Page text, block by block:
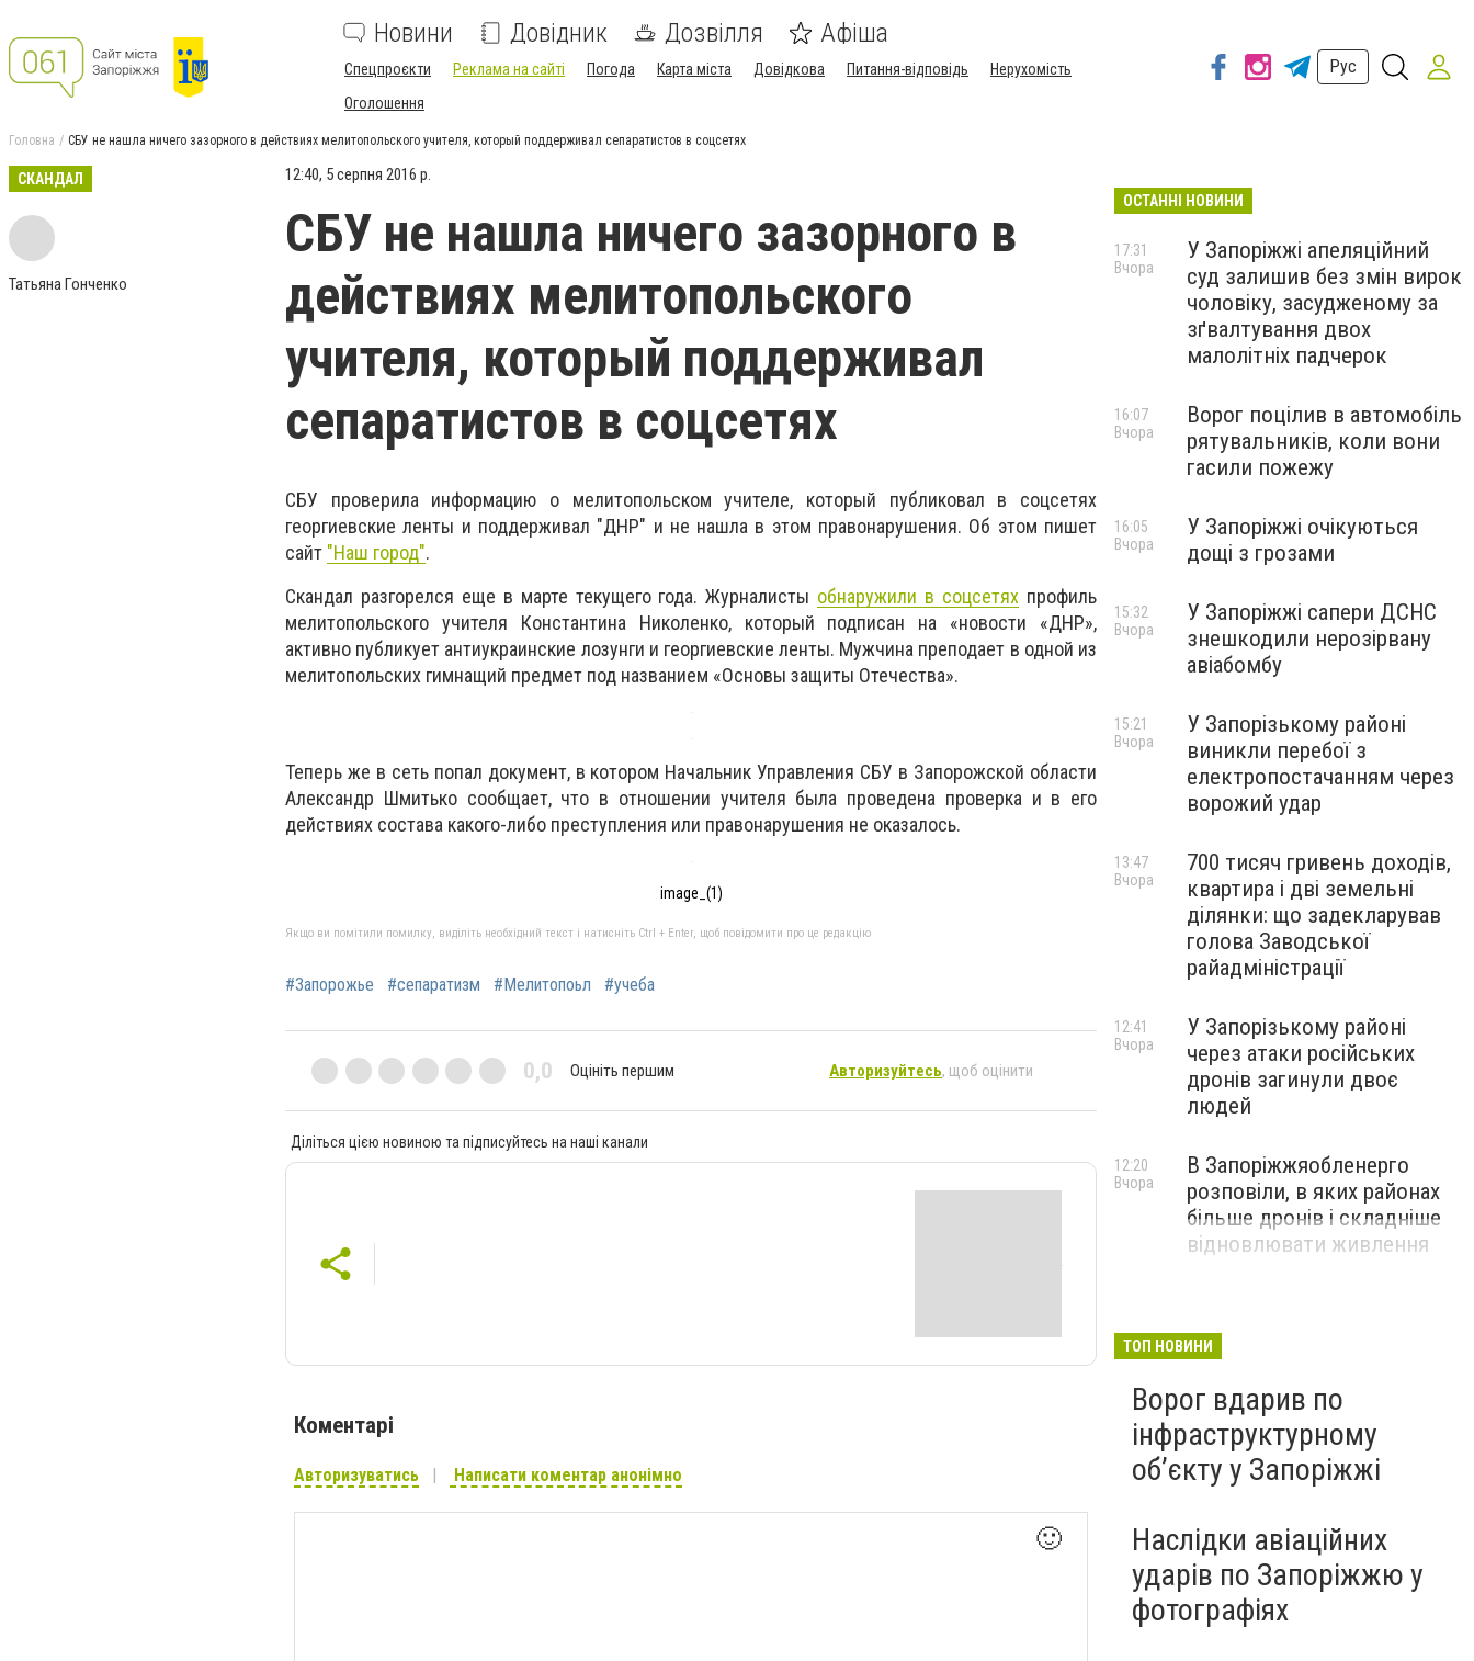
Новини Довідник Дозвілля Афіша
Спецпроєкти Реклама на сайті Погода Карта міста Довідкова Питання-відповідь
Нерухомість
Оголошення
Рус
Головна СБУ не нашла ничего зазорного в действиях мелитопольского учителя, который поддерживал сепаратистов в соцсетях
СКАНДАЛ
Татьяна Гонченко
12:40, 5 серпня 2016 р.
СБУ не нашла ничего зазорного в
действиях мелитопольского
учителя, который поддерживал
сепаратистов в соцсетях
СБУ проверила информацию о мелитопольском учителе, который публиковал в соцсетях
георгиевские ленты и поддерживал "ДНР" и не нашла в этом правонарушения. Об этом пишет
сайт "Наш город".
Скандал разгорелся еще в марте текущего года. Журналисты обнаружили в соцсетях профиль
мелитопольского учителя Константина Николенко, который подписан на «новости «ДНР»,
активно публикует антиукраинские лозунги и георгиевские ленты. Мужчина преподает в одной из
мелитопольских гимнащий предмет под названием «Основы защиты Отечества».
Теперь же в сеть попал документ, в котором Начальник Управления СБУ в Запорожской области
Александр Шмитько сообщает, что в отношении учителя была проведена проверка и в его
действиях состава какого-либо преступления или правонарушения не оказалось.
image_(1)
Якщо ви помітили помилку, виділіть необхідний текст і натисніть Ctrl + Enter, щоб повідомити про це редакцію
#Запорожье #сепаратизм #Мелитопоьл #учеба
0,0 Оцініть першим Авторизуйтесь, щоб оцінити
Діліться цією новиною та підписуйтесь на наші канали
Коментарі
Авторизуватись Написати коментар анонімно
🙂
ОСТАННІ НОВИНИ
У Запоріжжі апеляційний
суд залишив без змін вирок
чоловіку, засудженому за
зґвалтування двох
малолітніх падчерок
17:31
Вчора
Ворог поцілив в автомобіль
рятувальників, коли вони
гасили пожежу
16:07
Вчора
У Запоріжжі очікуються
дощі з грозами
16:05
Вчора
У Запоріжжі сапери ДСНС
знешкодили нерозірвану
авіабомбу
15:32
Вчора
У Запорізькому районі
виникли перебої з
електропостачанням через
ворожий удар
15:21
Вчора
700 тисяч гривень доходів,
квартира і дві земельні
ділянки: що задекларував
голова Заводської
райадміністрації
13:47
Вчора
У Запорізькому районі
через атаки російських
дронів загинули двоє
людей
12:41
Вчора
В Запоріжжяобленерго
розповіли, в яких районах
більше дронів і складніше
відновлювати живлення
12:20
Вчора
ТОП НОВИНИ
Ворог вдарив по
інфраструктурному
обʼєкту у Запоріжжі
Наслідки авіаційних
ударів по Запоріжжю у
фотографіях